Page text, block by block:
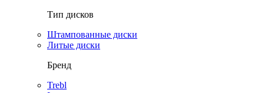
Тип дисков
Штампованные диски
Литые диски
Бренд
Trebl